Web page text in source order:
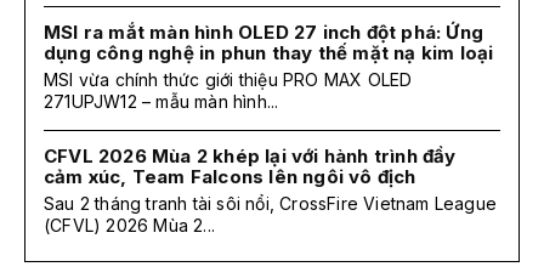
MSI ra mắt màn hình OLED 27 inch đột phá: Ứng
dụng công nghệ in phun thay thế mặt nạ kim loại
MSI vừa chính thức giới thiệu PRO MAX OLED
271UPJW12 – mẫu màn hình...
CFVL 2026 Mùa 2 khép lại với hành trình đầy
cảm xúc, Team Falcons lên ngôi vô địch
Sau 2 tháng tranh tài sôi nổi, CrossFire Vietnam League
(CFVL) 2026 Mùa 2...